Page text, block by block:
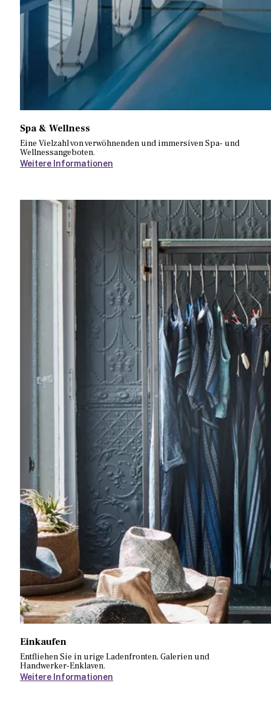
Spa & Wellness
Eine Vielzahl von verwöhnenden und immersiven Spa- und
Wellnessangeboten.
Weitere Informationen
Einkaufen
Entfliehen Sie in urige Ladenfronten, Galerien und
Handwerker-Enklaven.
Weitere Informationen